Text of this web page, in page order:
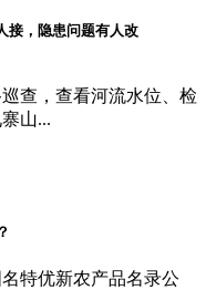
接，隐患问题有人改
查，查看河流水位、检
山...
特优新农产品名录公